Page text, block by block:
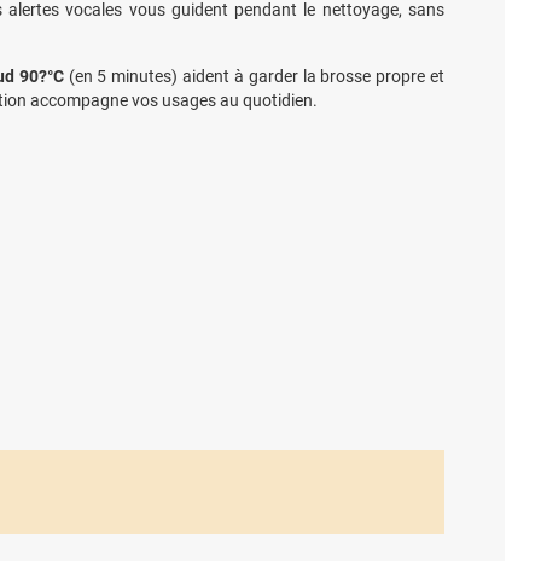
vocales vous guident pendant le nettoyage, sans
90?°C(en 5 minutes) aident à garder la brosse propre et
accompagne vos usages au quotidien.